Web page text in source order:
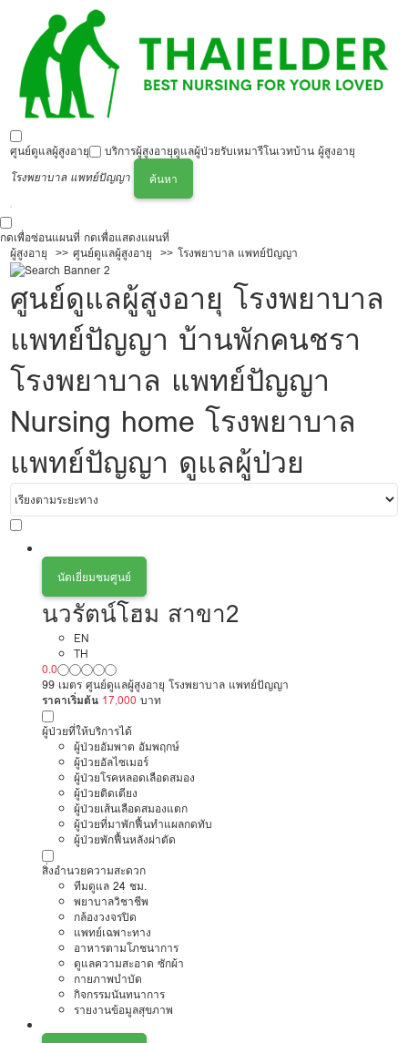
ศูนย์ดูแลผู้สูงอายุ บริการผู้สูงอายุดูแลผู้ป่วยรับเหมารีโนเวทบ้าน ผู้สูงอายุ
โรงพยาบาล แพทย์ปัญญา
ค้นหา
กดเพื่อซ่อนแผนที่ กดเพื่อแสดงแผนที่
ผู้สูงอายุ
ศูนย์ดูแลผู้สูงอายุ โรงพยาบาล แพทย์ปัญญา
ศูนย์ดูแลผู้สูงอายุ โรงพยาบาล
แพทย์ปัญญา บ้านพักคนชรา
โรงพยาบาล แพทย์ปัญญา
Nursing home โรงพยาบาล
แพทย์ปัญญา ดูแลผู้ป่วย
นัดเยี่ยมชมศูนย์
นวรัตน์โฮม สาขา2
EN
TH
0.0
99 เมตร ศูนย์ดูแลผู้สูงอายุ โรงพยาบาล แพทย์ปัญญา
ราคาเริ่มต้น 17,000 บาท
ผู้ป่วยที่ให้บริการได้
ผู้ป่วยอัมพาต อัมพฤกษ์
ผู้ป่วยอัลไซเมอร์
ผู้ป่วยโรคหลอดเลือดสมอง
ผู้ป่วยติดเตียง
ผู้ป่วยเส้นเลือดสมองแตก
ผู้ป่วยที่มาพักฟื้นทำแผลกดทับ
ผู้ป่วยพักฟื้นหลังผ่าตัด
สิ่งอำนวยความสะดวก
ทีมดูแล 24 ชม.
พยาบาลวิชาชีพ
กล้องวงจรปิด
แพทย์เฉพาะทาง
อาหารตามโภชนาการ
ดูแลความสะอาด ซักผ้า
กายภาพบำบัด
กิจกรรมนันทนาการ
รายงานข้อมูลสุขภาพ